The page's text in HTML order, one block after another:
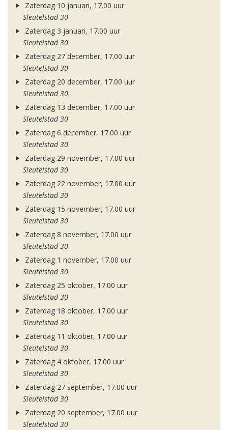
Zaterdag 10 januari, 17.00 uur
Sleutelstad 30
Zaterdag 3 januari, 17.00 uur
Sleutelstad 30
Zaterdag 27 december, 17.00 uur
Sleutelstad 30
Zaterdag 20 december, 17.00 uur
Sleutelstad 30
Zaterdag 13 december, 17.00 uur
Sleutelstad 30
Zaterdag 6 december, 17.00 uur
Sleutelstad 30
Zaterdag 29 november, 17.00 uur
Sleutelstad 30
Zaterdag 22 november, 17.00 uur
Sleutelstad 30
Zaterdag 15 november, 17.00 uur
Sleutelstad 30
Zaterdag 8 november, 17.00 uur
Sleutelstad 30
Zaterdag 1 november, 17.00 uur
Sleutelstad 30
Zaterdag 25 oktober, 17.00 uur
Sleutelstad 30
Zaterdag 18 oktober, 17.00 uur
Sleutelstad 30
Zaterdag 11 oktober, 17.00 uur
Sleutelstad 30
Zaterdag 4 oktober, 17.00 uur
Sleutelstad 30
Zaterdag 27 september, 17.00 uur
Sleutelstad 30
Zaterdag 20 september, 17.00 uur
Sleutelstad 30